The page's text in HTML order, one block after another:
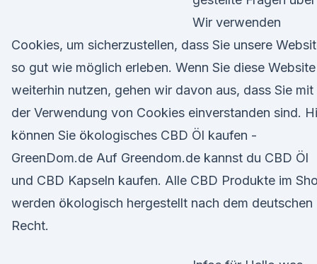
Wir verwenden
Cookies, um sicherzustellen, dass Sie unsere
so gut wie möglich erleben. Wenn Sie diese Website
weiterhin nutzen, gehen wir davon aus, dass Sie mit
der Verwendung von Cookies einverstanden sind.
können Sie ökologisches CBD Öl kaufen -
GreenDom.de Auf Greendom.de kannst du CBD Öl
und CBD Kapseln kaufen. Alle CBD Produkte im
werden ökologisch hergestellt nach dem deutschen
Recht.